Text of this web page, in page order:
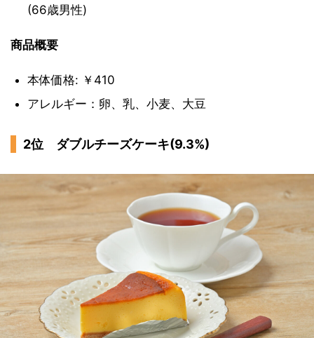
(66歳男性)
商品概要
本体価格: ￥410
アレルギー：卵、乳、小麦、大豆
2位 ダブルチーズケーキ(9.3%)